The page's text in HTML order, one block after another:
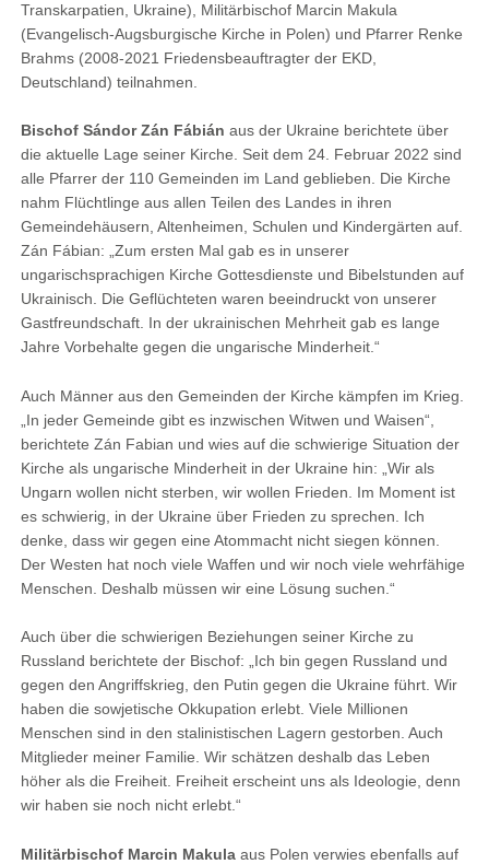
Transkarpatien, Ukraine), Militärbischof Marcin Makula
(Evangelisch-Augsburgische Kirche in Polen) und Pfarrer Renke
Brahms (2008-2021 Friedensbeauftragter der EKD,
Deutschland) teilnahmen.
Bischof Sándor Zán Fábián aus der Ukraine berichtete über
die aktuelle Lage seiner Kirche. Seit dem 24. Februar 2022 sind
alle Pfarrer der 110 Gemeinden im Land geblieben. Die Kirche
nahm Flüchtlinge aus allen Teilen des Landes in ihren
Gemeindehäusern, Altenheimen, Schulen und Kindergärten auf.
Zán Fábian: „Zum ersten Mal gab es in unserer
ungarischsprachigen Kirche Gottesdienste und Bibelstunden auf
Ukrainisch. Die Geflüchteten waren beeindruckt von unserer
Gastfreundschaft. In der ukrainischen Mehrheit gab es lange
Jahre Vorbehalte gegen die ungarische Minderheit.“
Auch Männer aus den Gemeinden der Kirche kämpfen im Krieg.
„In jeder Gemeinde gibt es inzwischen Witwen und Waisen“,
berichtete Zán Fabian und wies auf die schwierige Situation der
Kirche als ungarische Minderheit in der Ukraine hin: „Wir als
Ungarn wollen nicht sterben, wir wollen Frieden. Im Moment ist
es schwierig, in der Ukraine über Frieden zu sprechen. Ich
denke, dass wir gegen eine Atommacht nicht siegen können.
Der Westen hat noch viele Waffen und wir noch viele wehrfähige
Menschen. Deshalb müssen wir eine Lösung suchen.“
Auch über die schwierigen Beziehungen seiner Kirche zu
Russland berichtete der Bischof: „Ich bin gegen Russland und
gegen den Angriffskrieg, den Putin gegen die Ukraine führt. Wir
haben die sowjetische Okkupation erlebt. Viele Millionen
Menschen sind in den stalinistischen Lagern gestorben. Auch
Mitglieder meiner Familie. Wir schätzen deshalb das Leben
höher als die Freiheit. Freiheit erscheint uns als Ideologie, denn
wir haben sie noch nicht erlebt.“
Militärbischof Marcin Makulaaus Polen verwies ebenfalls auf